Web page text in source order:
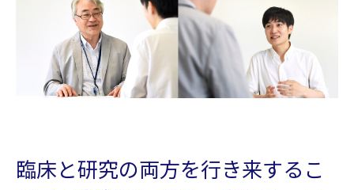
臨床と研究の両方を行き来するこ